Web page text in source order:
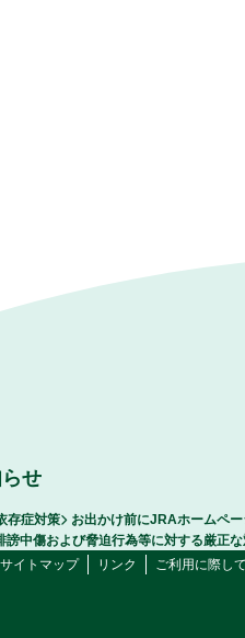
せ
存症対策
お出かけ前にJRAホームペ
謗中傷および脅迫行為等に対する厳正
サイトマップ リンク ご利用に際し